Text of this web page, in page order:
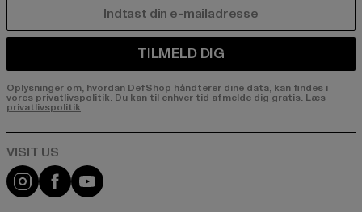
TILMELD DIG
Oplysninger om, hvordan DefShop håndterer dine data, kan findes i
vores privatlivspolitik. Du kan til enhver tid afmelde dig gratis. Læs
privatlivspolitik
Visit our Instagram page:
Visit our Facebook page:
Visit our YouTube channel: